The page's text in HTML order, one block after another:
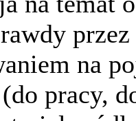
na
pracy,